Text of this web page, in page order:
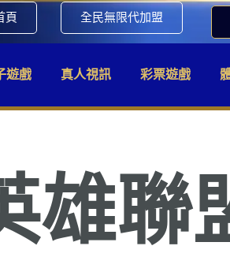
頁 全民無限代加盟
遊戲 真人視訊 彩票遊戲
雄聯